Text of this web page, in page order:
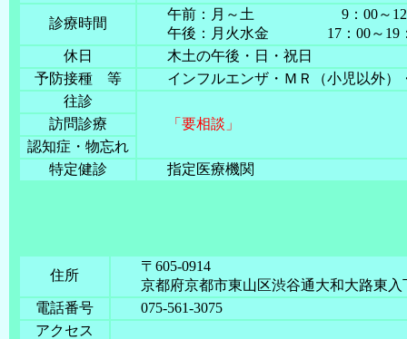
診療時間
午前：月～土 9：00～12
午後：月火水金 17：00～19
休日
木土の午後・日・祝日
予防接種 等
インフルエンザ・ＭＲ（小児以外）
往診
「要相談」
訪問診療
認知症・物忘れ
特定健診
指定医療機関
住所
〒605-0914
京都府京都市東山区渋谷通大和大路東入
電話番号
075-561-3075
アクセス